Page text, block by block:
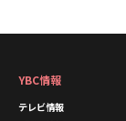
YBC情報
テレビ情報